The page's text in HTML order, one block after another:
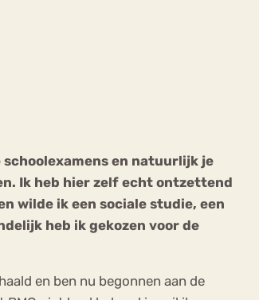
schoolexamens en natuurlijk je
Ik heb hier zelf echt ontzettend
wilde ik een sociale studie, een
heb ik gekozen voor de
en ben nu begonnen aan de